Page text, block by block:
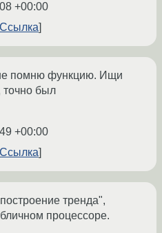
+00:00
Ссылка
не помню функцию. Ищи
точно был
+00:00
Ссылка
тренда",
процессоре.